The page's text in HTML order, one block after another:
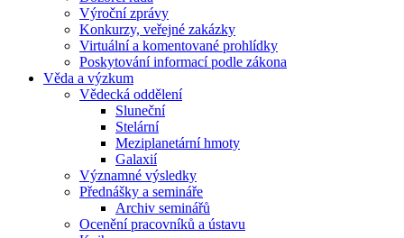
Výroční zprávy
Konkurzy, veřejné zakázky
Virtuální a komentované prohlídky
Poskytování informací podle zákona
Věda a výzkum
Vědecká oddělení
Sluneční
Stelární
Meziplanetární hmoty
Galaxií
Významné výsledky
Přednášky a semináře
Archiv seminářů
Ocenění pracovníků a ústavu